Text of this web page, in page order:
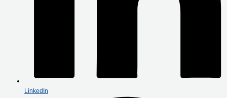
LinkedIn